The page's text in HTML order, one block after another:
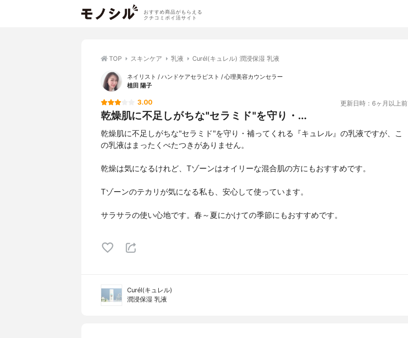
おすすめ商品がもらえる
クチコミポイ活サイト
TOP スキンケア 乳液 Curél(キュレル) 潤浸保湿 乳液
ネイリスト / ハンドケアセラピスト / 心理美容カウンセラー
植田 陽子
3.00 更新日時：6ヶ月以上前
乾燥肌に不足しがちな"セラミド"を守り・...
乾燥肌に不足しがちな"セラミド"を守り・補ってくれる『キュレル』の乳液ですが、こ
の乳液はまったくべたつきがありません。
乾燥は気になるけれど、Tゾーンはオイリーな混合肌の方にもおすすめです。
Tゾーンのテカリが気になる私も、安心して使っています。
サラサラの使い心地です。春～夏にかけての季節にもおすすめです。
Curél(キュレル)
潤浸保湿 乳液